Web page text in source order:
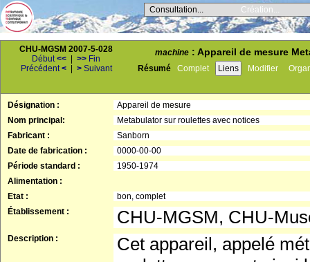
Consultation... Création...
CHU-MGSM 2007-5-028
Début<< >> Fin
Précédent< > Suivant
machine : Appareil de mesure
Résumé Complet Liens Modifier
Désignation :
Appareil de mesure
Nom principal:
Metabulator sur roulettes avec notices
Fabricant :
Sanborn
Date de fabrication :
0000-00-00
Période standard :
1950-1974
Alimentation :
Etat :
bon, complet
Établissement :
CHU-MGSM, CHU-
Description :
Cet appareil, appelé